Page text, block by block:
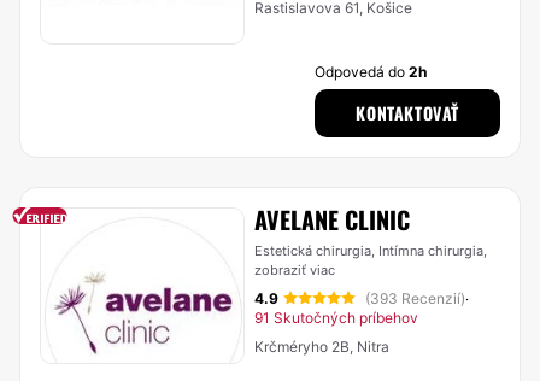
Rastislavova 61, Košice
Odpovedá do2h
KONTAKTOVAŤ
AVELANE CLINIC
Estetická chirurgia, Intímna chirurgia,
zobraziť viac
4.9 (393 Recenzií)·
91 Skutočných príbehov
Krčméryho 2B, Nitra